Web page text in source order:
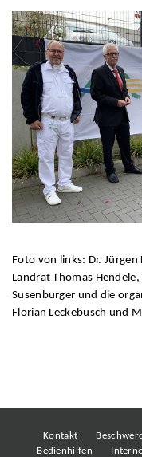
Foto von links: Dr.
Landrat Thomas
Susenburger und die
Florian Leckebusch und
Kontakt
Bedienhilfen